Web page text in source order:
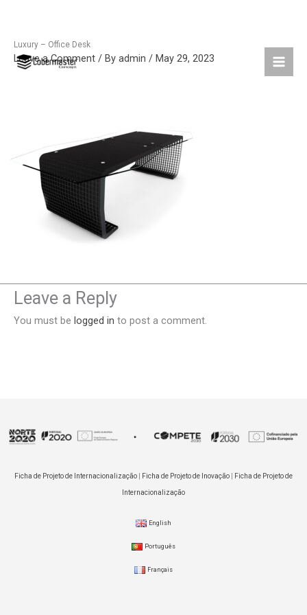
SkipLuxury – Office Desk
Leave a Comment / By admin / May 29, 2023
Leave a Reply
You must be logged in to post a comment.
Ficha de Projeto de Internacionalização Ficha de Projeto de Inovação Ficha de Projeto de
Internacionalização
English
Português
Français